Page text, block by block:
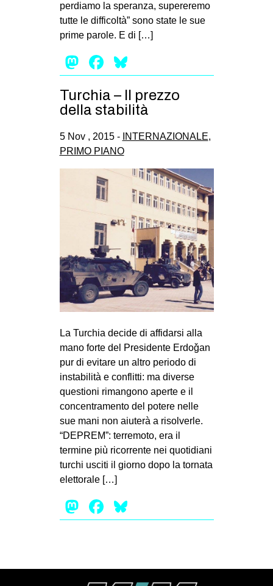
MEDIO ORIENTE
MONDO
EVENTI
Fb
tw
ms
SEARCH
perdiamo la speranza, supereremo
tutte le difficoltà” sono state le sue
prime parole. E di […]
Mastodon
Facebook
Turchia – Il prezzo
della stabilità
5 Nov , 2015 - INTERNAZIONALE,
PRIMO PIANO
La Turchia decide di affidarsi alla
mano forte del Presidente Erdoǧan
pur di evitare un altro periodo di
instabilità e conflitti: ma diverse
questioni rimangono aperte e il
concentramento del potere nelle
sue mani non aiuterà a risolverle.
“DEPREM”: terremoto, era il
termine più ricorrente nei quotidiani
turchi usciti il giorno dopo la tornata
elettorale […]
Mastodon
Facebook